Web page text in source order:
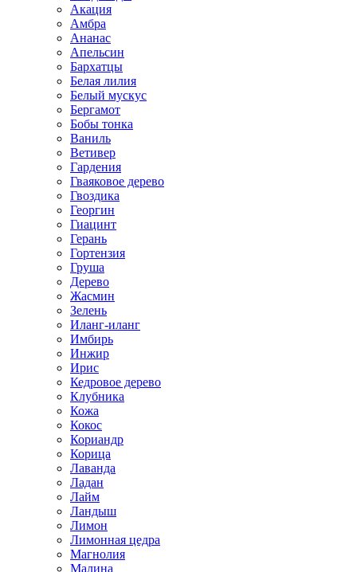
Акация
Амбра
Ананас
Апельсин
Бархатцы
Белая лилия
Белый мускус
Бергамот
Бобы тонка
Ваниль
Ветивер
Гардения
Гваяковое дерево
Гвоздика
Георгин
Гиацинт
Герань
Гортензия
Груша
Дерево
Жасмин
Зелень
Иланг-иланг
Имбирь
Инжир
Ирис
Кедровое дерево
Клубника
Кожа
Кокос
Кориандр
Корица
Лаванда
Ладан
Лайм
Ландыш
Лимон
Лимонная цедра
Магнолия
Малина